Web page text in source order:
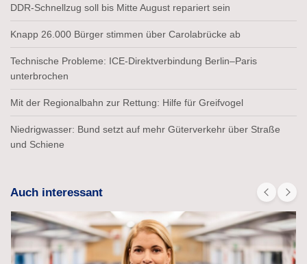
DDR-Schnellzug soll bis Mitte August repariert sein
Knapp 26.000 Bürger stimmen über Carolabrücke ab
Technische Probleme: ICE-Direktverbindung Berlin–Paris
unterbrochen
Mit der Regionalbahn zur Rettung: Hilfe für Greifvogel
Niedrigwasser: Bund setzt auf mehr Güterverkehr über Straße
und Schiene
Auch interessant